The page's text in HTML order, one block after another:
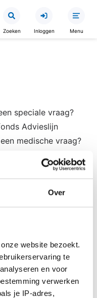
Over
website bezoekt.
te
en voor
verwerken
je IP-adres,
Zoeken Inloggen Menu
speciale vraag?
Advieslijn
medische vraag?
Onze
hier je vragen.
(tot 2 weken).
augustus kan de